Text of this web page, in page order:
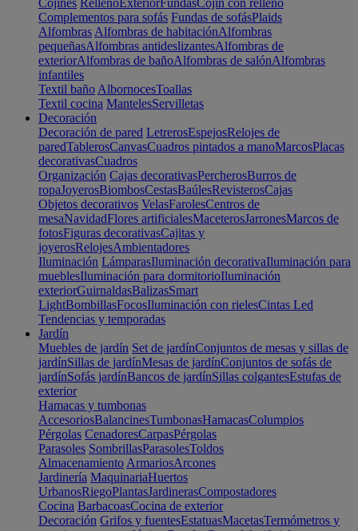
Cojines RellenoExteriorFundasCojín con relleno
Complementos para sofás Fundas de sofásPlaids
Alfombras Alfombras de habitaciónAlfombras
pequeñasAlfombras antideslizantesAlfombras de
exteriorAlfombras de bañoAlfombras de salónAlfombras
infantiles
Textil baño AlbornocesToallas
Textil cocina MantelesServilletas
Decoración
Decoración de pared LetrerosEspejosRelojes de
paredTablerosCanvasCuadros pintados a manoMarcosPlacas
decorativasCuadros
Organización Cajas decorativasPercherosBurros de
ropaJoyerosBiombosCestasBaúlesRevisterosCajas
Objetos decorativos VelasFarolesCentros de
mesaNavidadFlores artificialesMaceterosJarronesMarcos de
fotosFiguras decorativasCajitas y
joyerosRelojesAmbientadores
Iluminación LámparasIluminación decorativaIluminación para
mueblesIluminación para dormitorioIluminación
exteriorGuirnaldasBalizasSmart
LightBombillasFocosIluminación con rielesCintas Led
Tendencias y temporadas
Jardín
Muebles de jardín Set de jardínConjuntos de mesas y sillas de
jardínSillas de jardínMesas de jardínConjuntos de sofás de
jardínSofás jardínBancos de jardínSillas colgantesEstufas de
exterior
Hamacas y tumbonas
AccesoriosBalancinesTumbonasHamacasColumpios
Pérgolas CenadoresCarpasPérgolas
Parasoles SombrillasParasolesToldos
Almacenamiento ArmariosArcones
Jardinería MaquinariaHuertos
UrbanosRiegoPlantasJardinerasCompostadores
Cocina BarbacoasCocina de exterior
Decoración Grifos y fuentesEstatuasMacetasTermómetros y